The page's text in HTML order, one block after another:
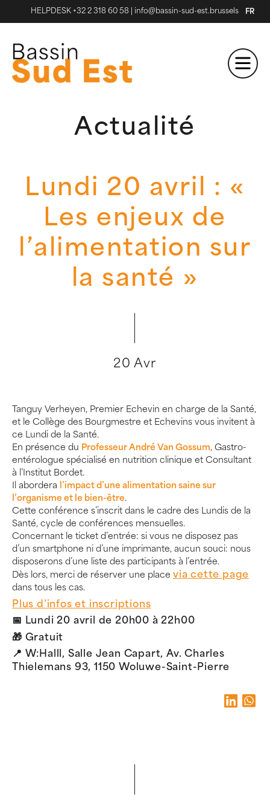
HELPDESK +32 2 318 60 58 info@bassin-sud-est.brussels FR
Actualité
Lundi 20 avril : «
Les enjeux de
l’alimentation sur
la santé »
20 Avr
Tanguy Verheyen, Premier Echevin en charge de la Santé,
et le Collège des Bourgmestre et Echevins vous invitent à
ce Lundi de la Santé.
En présence du Professeur André Van Gossum, Gastro-
entérologue spécialisé en nutrition clinique et Consultant
à l’Institut Bordet.
Il abordera l’impact d’une alimentation saine sur
l’organisme et le bien-être.
Cette conférence s’inscrit dans le cadre des Lundis de la
Santé, cycle de conférences mensuelles.
Concernant le ticket d’entrée: si vous ne disposez pas
d’un smartphone ni d’une imprimante, aucun souci: nous
disposerons d’une liste des participants à l’entrée.
Dès lors, merci de réserver une place via cette page
dans tous les cas.
Plus d’infos et inscriptions
📅 Lundi 20 avril de 20h00 à 22h00
🎁 Gratuit
📍 W:Halll, Salle Jean Capart, Av. Charles
Thielemans 93, 1150 Woluwe-Saint-Pierre